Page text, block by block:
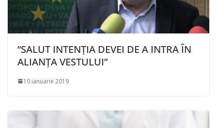
“SALUT INTENȚIA DEVEI DE A INTRA ÎN
ALIANȚA VESTULUI”
10 ianuarie 2019